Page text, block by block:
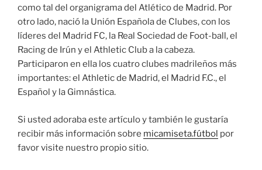
como tal del organigrama del Atlético de Madrid. Por
otro lado, nació la Unión Española de Clubes, con los
líderes del Madrid FC, la Real Sociedad de Foot-ball, el
Racing de Irún y el Athletic Club a la cabeza.
Participaron en ella los cuatro clubes madrileños más
importantes: el Athletic de Madrid, el Madrid F.C., el
Español y la Gimnástica.
Si usted adoraba este artículo y también le gustaría
recibir más información sobre micamiseta.fútbol por
favor visite nuestro propio sitio.